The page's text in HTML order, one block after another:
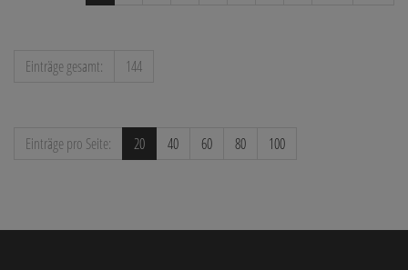
Einträge gesamt: 144
Einträge pro Seite: 20 40 60 80 100